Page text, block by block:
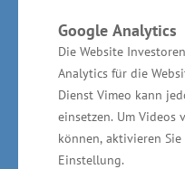
Google Analytics
Die Website
Analytics für die
Dienst Vimeo kann
einsetzen. Um Videos
können, aktivieren
Einstellung.
Wärmeenergie ihr
Wärmeversorgung